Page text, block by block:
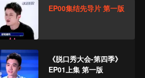
EP00集结先导片 第一版
《脱口秀大会-第四季》
EP01上集 第一版